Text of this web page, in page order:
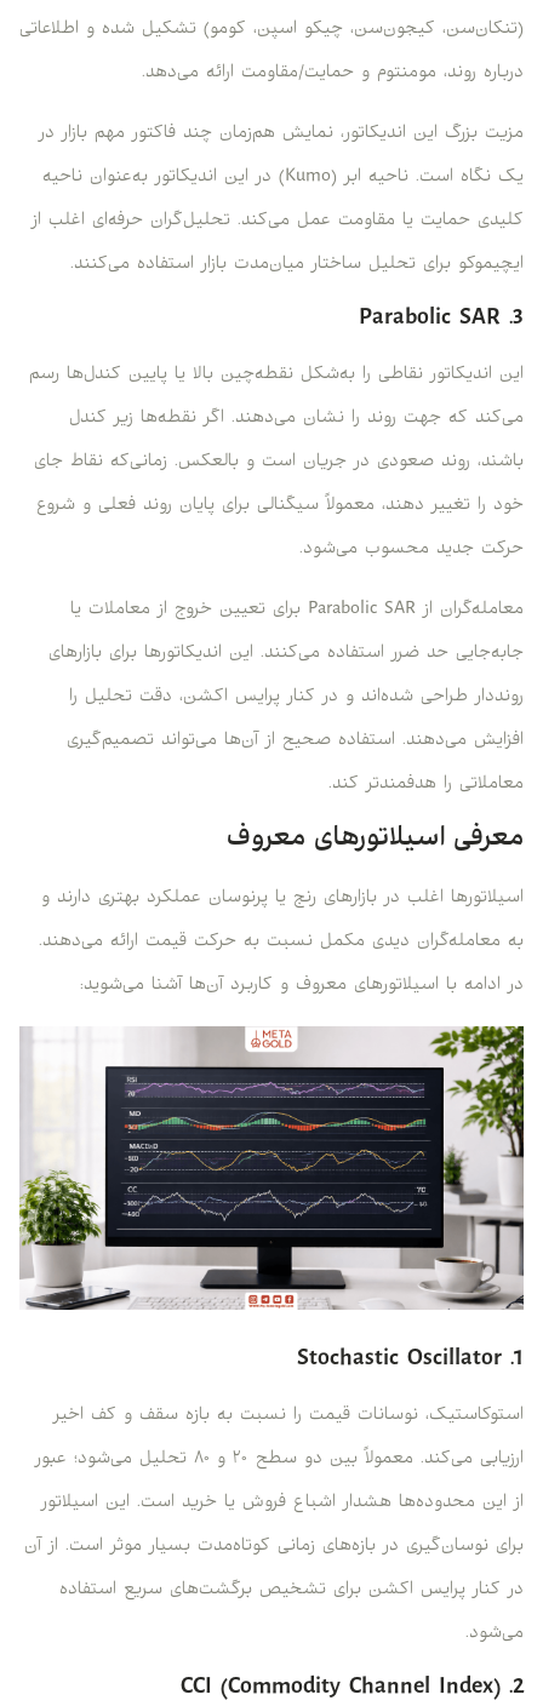
(تنکان‌سن، کیجون‌سن، چیکو اسپن، کومو) تشکیل شده و اطلاعاتی
درباره روند، مومنتوم و حمایت/مقاومت ارائه می‌دهد.
مزیت بزرگ این اندیکاتور، نمایش هم‌زمان چند فاکتور مهم بازار در
یک نگاه است. ناحیه ابر (Kumo) در این اندیکاتور به‌عنوان ناحیه
کلیدی حمایت یا مقاومت عمل می‌کند. تحلیل‌گران حرفه‌ای اغلب از
ایچیموکو برای تحلیل ساختار میان‌مدت بازار استفاده می‌کنند.
3. Parabolic SAR
این اندیکاتور نقاطی را به‌شکل نقطه‌چین بالا یا پایین کندل‌ها رسم
می‌کند که جهت روند را نشان می‌دهند. اگر نقطه‌ها زیر کندل
باشند، روند صعودی در جریان است و بالعکس. زمانی‌که نقاط جای
خود را تغییر دهند، معمولاً سیگنالی برای پایان روند فعلی و شروع
حرکت جدید محسوب می‌شود.
معامله‌گران از Parabolic SAR برای تعیین خروج از معاملات یا
جابه‌جایی حد ضرر استفاده می‌کنند. این اندیکاتورها برای بازارهای
رونددار طراحی شده‌اند و در کنار پرایس اکشن، دقت تحلیل را
افزایش می‌دهند. استفاده صحیح از آن‌ها می‌تواند تصمیم‌گیری
معاملاتی را هدفمندتر کند.
معرفی اسیلاتورهای معروف
اسیلاتورها اغلب در بازارهای رنج یا پرنوسان عملکرد بهتری دارند و
به معامله‌گران دیدی مکمل نسبت به حرکت قیمت ارائه می‌دهند.
در ادامه با اسیلاتورهای معروف و کاربرد آن‌ها آشنا می‌شوید:
1. Stochastic Oscillator
استوکاستیک، نوسانات قیمت را نسبت به بازه سقف و کف اخیر
ارزیابی می‌کند. معمولاً بین دو سطح ۲۰ و ۸۰ تحلیل می‌شود؛ عبور
از این محدوده‌ها هشدار اشباع فروش یا خرید است. این اسیلاتور
برای نوسان‌گیری در بازه‌های زمانی کوتاه‌مدت بسیار موثر است. از آن
در کنار پرایس اکشن برای تشخیص برگشت‌های سریع استفاده
می‌شود.
2. CCI (Commodity Channel Index)